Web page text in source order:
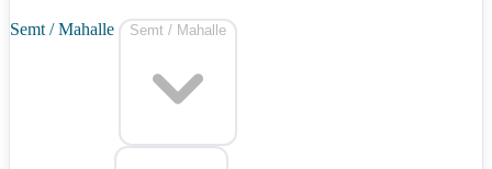
Semt / Mahalle Semt / Mahalle